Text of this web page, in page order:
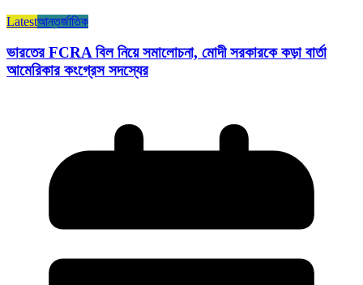
Latestআন্তর্জাতিক
ভারতের FCRA বিল নিয়ে সমালোচনা, মোদী সরকারকে কড়া বার্তা
আমেরিকার কংগ্রেস সদস্যের